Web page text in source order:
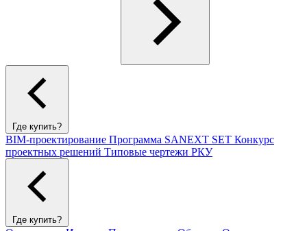
Где купить?
BIM-проектирование Программа SANEXT SET Конкурс
проектных решений Типовые чертежи РКУ
Где купить?